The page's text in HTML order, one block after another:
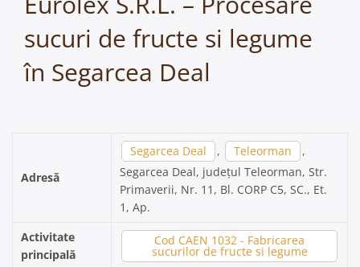
sucuri de fructe si legume
în Segarcea Deal
Adresă
Segarcea Deal , Teleorman
,
Segarcea Deal, județul Teleorman, Str.
Primaverii, Nr. 11, Bl. CORP C5, SC., Et.
1, Ap.
Activitate
principală
Cod CAEN 1032 - Fabricarea
sucurilor de fructe si legume